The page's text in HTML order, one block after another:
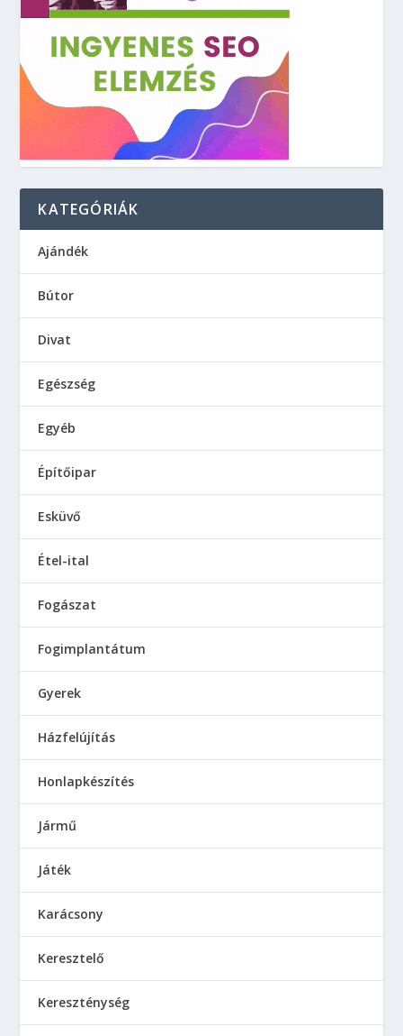
KATEGÓRIÁK
Ajándék
Bútor
Divat
Egészség
Egyéb
Építőipar
Esküvő
Étel-ital
Fogászat
Fogimplantátum
Gyerek
Házfelújítás
Honlapkészítés
Jármű
Játék
Karácsony
Keresztelő
Kereszténység